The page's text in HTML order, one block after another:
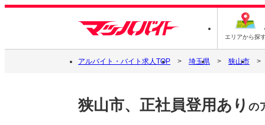
エリアから探
アルバイト・バイト求人TOP 埼玉県 狭山市
狭山市、正社員登用あり の